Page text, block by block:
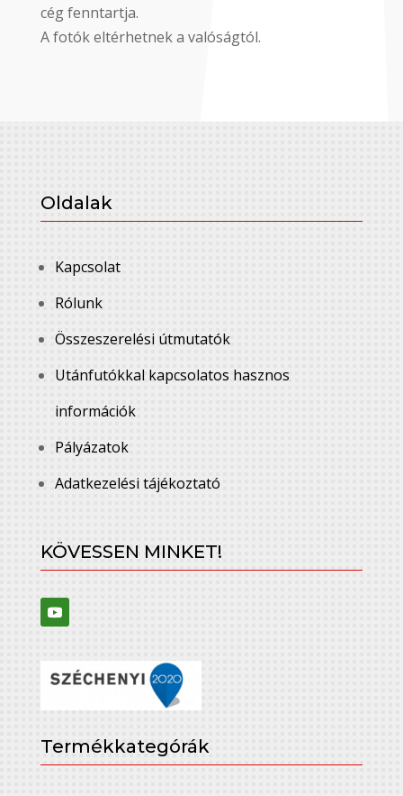
cég fenntartja.
A fotók eltérhetnek a valóságtól.
Oldalak
Kapcsolat
Rólunk
Összeszerelési útmutatók
Utánfutókkal kapcsolatos hasznos
információk
Pályázatok
Adatkezelési tájékoztató
KÖVESSEN MINKET!
Termékkategórák